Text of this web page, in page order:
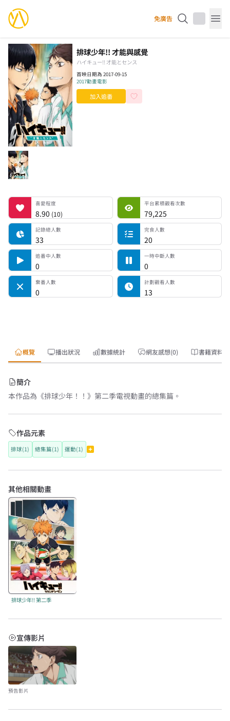
YourAnimes 你的動畫 免廣告
排球少年!! 才能與感覺
ハイキュー!! 才能とセンス
首映日期為 2017-09-15
2017動畫電影
加入追番
喜愛程度喜愛程度
8.90 (10)
平台累積觀看次數 平台累積觀看次數
79,225
記錄總人數
記錄總人數
33
完食人數
完食人數
20
追番中人數
追番中人數
0
一時中斷人數
一時中斷人數
0
棄番人數
棄番人數
0
計劃觀看人數
計劃觀看人數
13
概覽 播出狀況 數據統計 網友感想(0) 書籍資料
簡介
本作品為《排球少年！！》第二季電視動畫的總集篇。
作品元素
排球(1) 總集篇(1) 運動(1)
其他相關動畫
排球少年!! 第二季
宣傳影片
預告影片